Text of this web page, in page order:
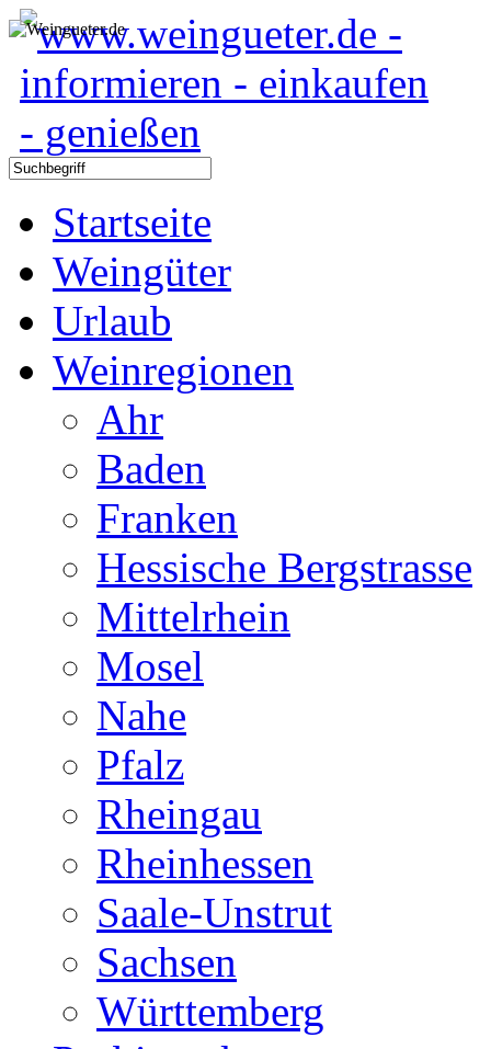
Startseite
Weingüter
Urlaub
Weinregionen
Ahr
Baden
Franken
Hessische Bergstrasse
Mittelrhein
Mosel
Nahe
Pfalz
Rheingau
Rheinhessen
Saale-Unstrut
Sachsen
Württemberg